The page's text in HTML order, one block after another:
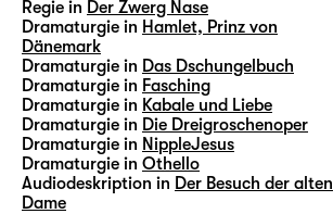
Regie in Der Zwerg Nase
Dramaturgie in Hamlet, Prinz von
Dänemark
Dramaturgie in Das Dschungelbuch
Dramaturgie in Fasching
Dramaturgie in Kabale und Liebe
Dramaturgie in Die Dreigroschenoper
Dramaturgie in NippleJesus
Dramaturgie in Othello
Audiodeskription in Der Besuch der alten
Dame